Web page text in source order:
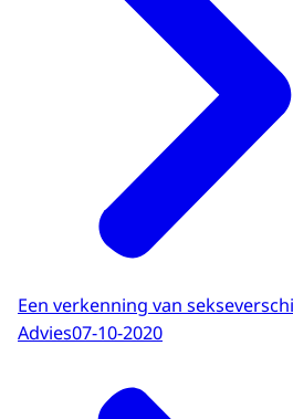
Een verkenning van
Advies07-10-2020